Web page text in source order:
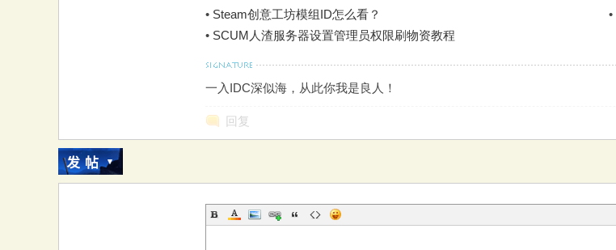
• Steam创意工坊模组ID怎么看？ •
• SCUM人渣服务器设置管理员权限刷物资教程
一入IDC深似海，从此你我是良人！
回复